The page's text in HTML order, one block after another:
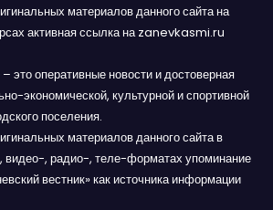
материалов данного сайта на
активная ссылка на zanevkasmi.ru
– это оперативные новости и достоверная
экономической, культурной и спортивной
поселения.
материалов данного сайта в
видео-, радио-, теле-форматах упоминание
вестник» как источника информации